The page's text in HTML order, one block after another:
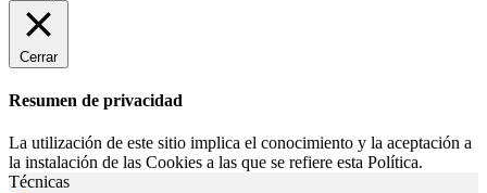
Cerrar
Resumen de privacidad
La utilización de este sitio implica el conocimiento y la aceptación a
la instalación de las Cookies a las que se refiere esta Política.
Técnicas